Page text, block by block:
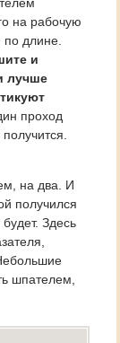
на рабочую
по длине.
и
лучше
проход
на два. И
получился
Здесь
шпателем,